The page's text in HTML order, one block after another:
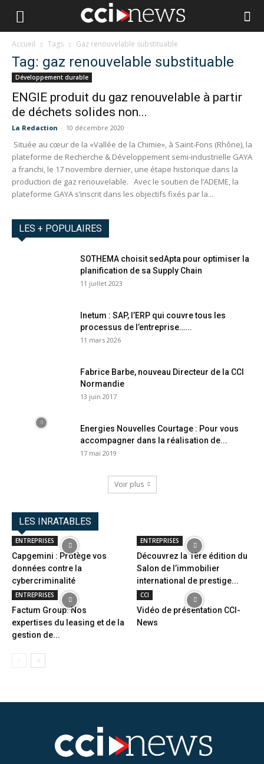
Accueil Tags Gaz renouvelable substituable
Tag: gaz renouvelable substituable
Développement durable
ENGIE produit du gaz renouvelable à partir
de déchets solides non...
La Redaction - 10 décembre 2020
Située au cœur de la «Vallée de la Chimie», à Saint-Fons (Rhône), la
plateforme de Recherche & Développement semi-industrielle GAYA
a franchi, le 17 novembre dernier, une étape historique dans la
production de gaz renouvelable. Avec le soutien de l’ADEME, la
plateforme GAYA s’inscrit dans les objectifs fixés par la...
LES + POPULAIRES
SOTHEMA choisit sedApta pour optimiser la
planification de sa Supply Chain
11 juillet 2023
Inetum : SAP, l’ERP qui couvre tous les
processus de l’entreprise…...
11 mars 2026
Fabrice Barbe, nouveau Directeur de la CCI
Normandie
13 juin 2017
Energies Nouvelles Courtage : Pour vous
accompagner dans la réalisation de...
17 mai 2019
Voir plus
LES INRATABLES
ENTREPRISES
Capgemini : Protège vos
données contre la
cybercriminalité
ENTREPRISES
Découvrez la 1ère édition du
Salon de l’immobilier
international de prestige...
ENTREPRISES
Factum Group: Nos
expertises du leasing et de la
gestion de...
CCI
Vidéo de présentation CCI-
News